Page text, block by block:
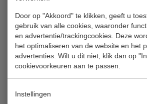
Door op "Akkoord" te klikken, geeft u
gebruik van alle cookies, waaronder
en advertentie/trackingcookies. Deze
het optimaliseren van de website en het
advertenties. Wilt u dit niet, klik dan op
cookievoorkeuren aan te passen.
Instellingen
Gebruiksvriendelijke digitale
Zware RVS laden met een
Stevige vergrendelbare
Automatische ontdooiing
Snel temperatuurherstel na
Omgevingstemperatuurbereik:
Gebruiksintensiteit: Gemiddeld gebruik: